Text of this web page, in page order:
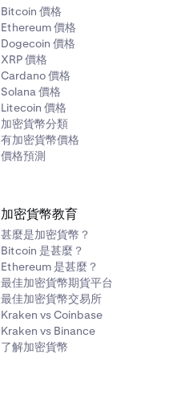
Bitcoin 價格
Ethereum 價格
Dogecoin 價格
XRP 價格
Cardano 價格
Solana 價格
Litecoin 價格
加密貨幣分類
有加密貨幣價格
價格預測
加密貨幣教育
甚麼是加密貨幣？
Bitcoin 是甚麼？
Ethereum 是甚麼？
最佳加密貨幣期貨平台
最佳加密貨幣交易所
Kraken vs Coinbase
Kraken vs Binance
了解加密貨幣